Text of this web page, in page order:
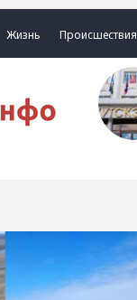
Жизнь Происшествия